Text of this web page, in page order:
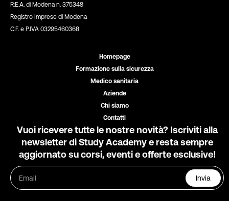
R:E.A. di Modena n. 375348
Registro Imprese di Modena
C.F. e P.IVA 03295460368
Homepage
Formazione sulla sicurezza
Medico sanitaria
Aziende
Chi siamo
Contatti
Vuoi ricevere tutte le nostre novità? Iscriviti alla
newsletter di Study Academy e resta sempre
aggiornato su corsi, eventi e offerte esclusive!
Invia